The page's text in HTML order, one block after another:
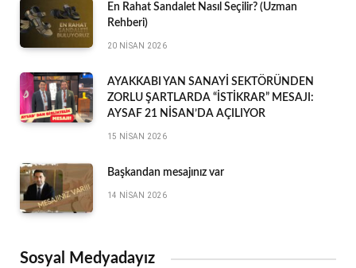
En Rahat Sandalet Nasıl Seçilir? (Uzman
Rehberi)
20 NISAN 2026
AYAKKABI YAN SANAYİ SEKTÖRÜNDEN
ZORLU ŞARTLARDA “İSTİKRAR” MESAJI:
AYSAF 21 NİSAN’DA AÇILIYOR
15 NISAN 2026
Başkandan mesajınız var
14 NISAN 2026
Sosyal Medyadayız